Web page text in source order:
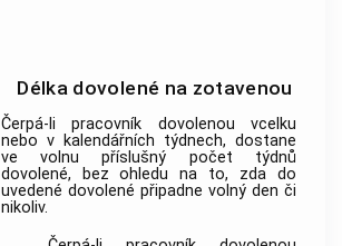
Délka dovolené na zotavenou
Čerpá-li pracovník dovolenou vcelku
nebo v kalendářních týdnech, dostane
ve volnu příslušný počet týdnů
dovolené, bez ohledu na to, zda do
uvedené dovolené připadne volný den či
nikoliv.